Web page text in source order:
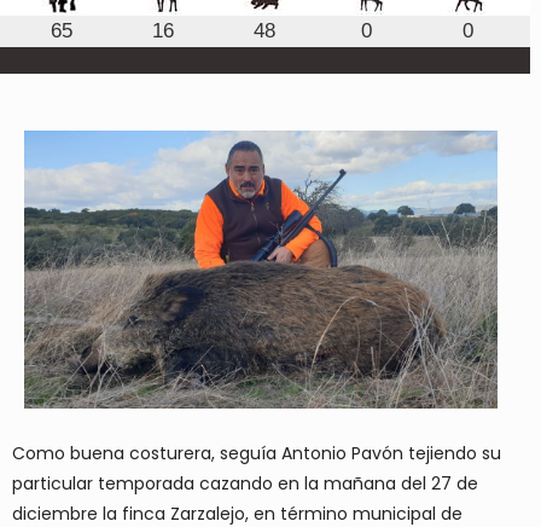
65 16 48 0 0
Como buena costurera, seguía Antonio Pavón tejiendo su
particular temporada cazando en la mañana del 27 de
diciembre la finca Zarzalejo, en término municipal de